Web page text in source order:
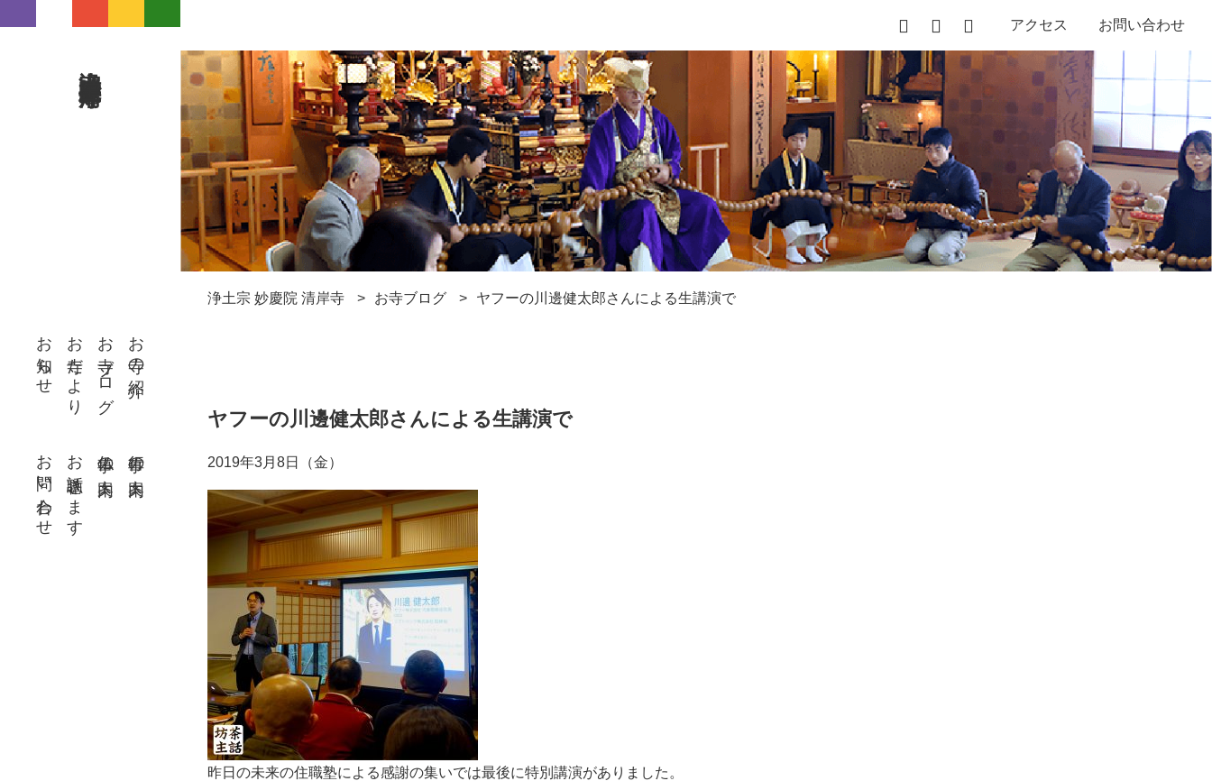
お寺の紹介
お寺ブログ
お寺だより
お知らせ
行事の案内
仏事の案内
お話聴きます
お問い合わせ
アクセス お問い合わせ
浄土宗 妙慶院 清岸寺 お寺ブログ ヤフーの川邊健太郎さんによる生講演で
ヤフーの川邊健太郎さんによる生講演で
2019年3月8日（金）
昨日の未来の住職塾による感謝の集いでは最後に特別講演がありました。